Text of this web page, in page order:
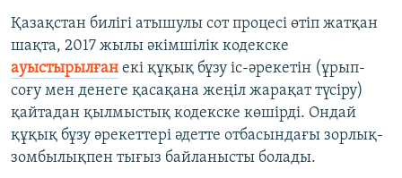
Қазақстан билігі атышулы сот процесі өтіп жатқан
шақта, 2017 жылы әкімшілік кодекске
ауыстырылған екі құқық бұзу іс-әрекетін (ұрып-
соғу мен денеге қасақана жеңіл жарақат түсіру)
қайтадан қылмыстық кодекске көшірді. Ондай
құқық бұзу әрекеттері әдетте отбасындағы зорлық-
зомбылықпен тығыз байланысты болады.